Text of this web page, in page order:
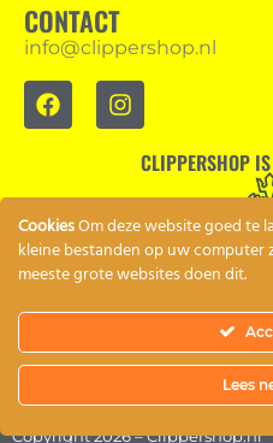
CONTACT
info@clippershop.nl
CLIPPERSHOP IS
Copyright 2026 – Clippershop.nl
CookiesOm deze website goed te
kleine bestanden op uw computer
meeste grote websites doen dit.
Lees